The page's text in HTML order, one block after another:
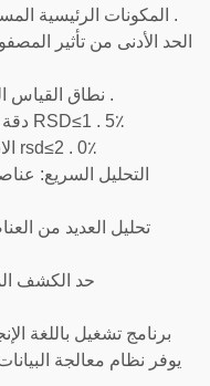
5 . المكونات الرئيسية المستوردة: لضمان دقة وحساسية الأداة .
7 . نطاق القياس الواسع: الحجم الفائق للتحليل الثابت .
8 . دقة ممتازة: الانحراف المعياري النسبي RSD≤1 . 5٪
9 . الاستقرار: الانحراف المعياري النسبي rsd≤2 . 0٪
12 . حد
يوفر نظام معالجة